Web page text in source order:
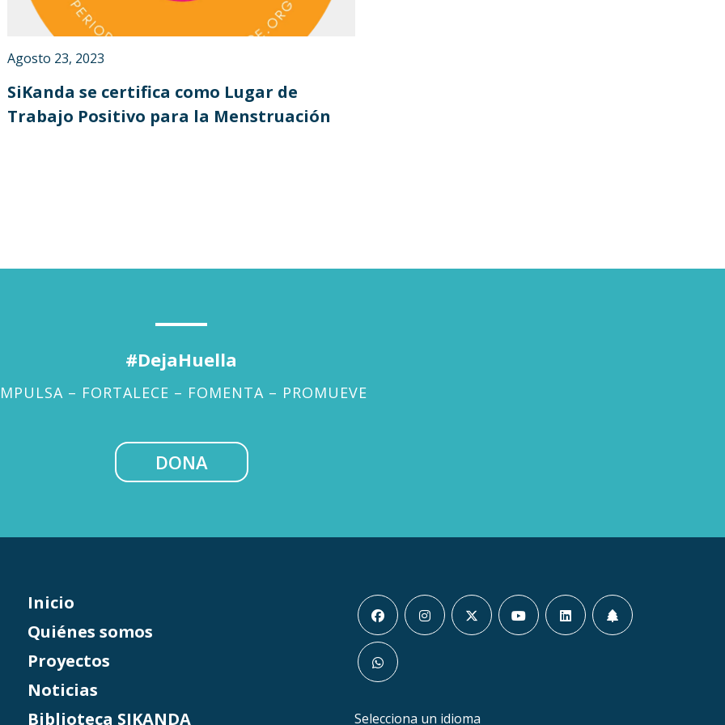
Agosto 23, 2023
SiKanda se certifica como Lugar de
Trabajo Positivo para la Menstruación
#DejaHuella
– FORTALECE – FOMENTA – PROMUEVE
DONA
Inicio
Quiénes somos
Proyectos
Noticias
Biblioteca SIKANDA
Selecciona un idioma